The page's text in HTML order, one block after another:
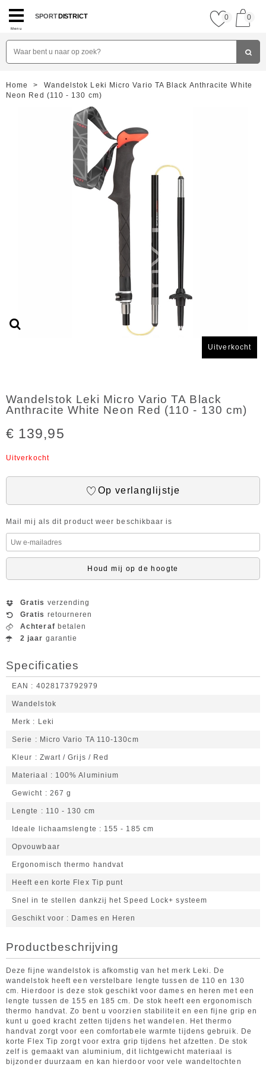
Menu
SPORTDISTRICT 0 0
Home >
Wandelstok Leki Micro Vario TA Black Anthracite White
Neon Red (110 - 130 cm)
Uitverkocht
Wandelstok Leki Micro Vario TA Black
Anthracite White Neon Red (110 - 130 cm)
€ 139,95
Uitverkocht
Op verlanglijstje
Mail mij als dit product weer beschikbaar is
Houd mij op de hoogte
Gratis verzending
Gratis retourneren
Achteraf betalen
2 jaar garantie
Specificaties
EAN 4028173792979
Wandelstok
Merk Leki
Serie Micro Vario TA 110-130cm
Kleur Zwart / Grijs / Red
Materiaal 100% Aluminium
Gewicht 267 g
Lengte 110 - 130 cm
Ideale lichaamslengte 155 - 185 cm
Opvouwbaar
Ergonomisch thermo handvat
Heeft een korte Flex Tip punt
Snel in te stellen dankzij het Speed Lock+ systeem
Geschikt voor Dames en Heren
Productbeschrijving
Deze fijne wandelstok is afkomstig van het merk Leki. De
wandelstok heeft een verstelbare lengte tussen de 110 en 130
cm. Hierdoor is deze stok geschikt voor dames en heren met een
lengte tussen de 155 en 185 cm. De stok heeft een ergonomisch
thermo handvat. Zo bent u voorzien stabiliteit en een fijne grip en
kunt u goed kracht zetten tijdens het wandelen. Het thermo
handvat zorgt voor een comfortabele warmte tijdens gebruik. De
korte Flex Tip zorgt voor extra grip tijdens het afzetten. De stok
zelf is gemaakt van aluminium, dit lichtgewicht materiaal is
bijzonder duurzaam en kan hierdoor voor vele wandeltochten